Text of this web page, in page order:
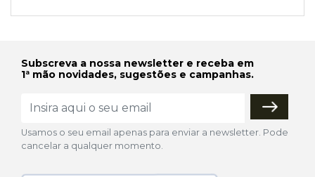
Subscreva a nossa newsletter e receba em
1ª mão novidades, sugestões e campanhas.
Usamos o seu email apenas para enviar a newsletter. Pode
cancelar a qualquer momento.